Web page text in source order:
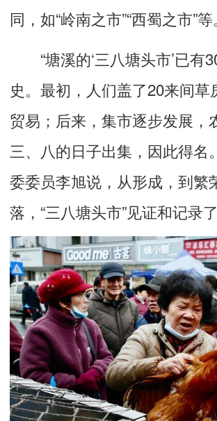
同，如“岭南之市”“西蜀之市”等。
“塘溪的‘三八塘头市’已有
史。最初，人们盖了20来间草
贸易；后来，集市逐步发展，
三、八的日子出集，因此得名
委委员李旭说，从形成，到繁
落，“三八塘头市”见证和记录